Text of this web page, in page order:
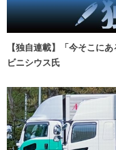
【独自連載】「今そこに
ビニシウス氏